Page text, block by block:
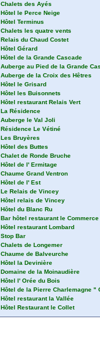
Chalets des Ayés
Hôtel le Perce Neige
Hôtel Terminus
Chalets les quatre vents
Relais du Chaud Costet
Hôtel Gérard
Hôtel de la Grande Cascade
Auberge au Pied de la Grande
Auberge de la Croix des Hêtres
Hôtel le Grisard
Hôtel les Buisonnets
Hôtel restaurant Relais Vert
La Résidence
Auberge le Val Joli
Résidence Le Vétiné
Les Bruyères
Hôtel des Buttes
Chalet de Ronde Bruche
Hôtel de l' Ermitage
Chaume Grand Ventron
Hôtel de l' Est
Le Relais de Vincey
Hôtel relais de Vincey
Hôtel du Blanc Ru
Bar hôtel restaurant le Commerce
Hôtel restaurant Lombard
Stop Bar
Chalets de Longemer
Chaume de Balveurche
Hôtel la Devinière
Domaine de la Moinaudière
Hôtel l' Orée du Bois
Hôtel de la Pierre Charlemagne "
Hôtel restaurant la Vallée
Hôtel Restaurant le Collet